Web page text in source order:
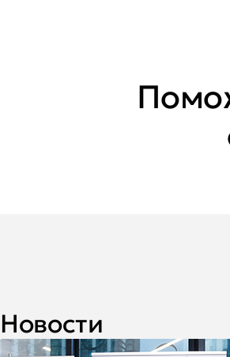
Новости